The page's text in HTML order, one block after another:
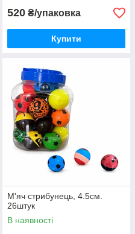
520 ₴/упаковка
Купити
М'яч стрибунець, 4.5см.
26штук
В наявності